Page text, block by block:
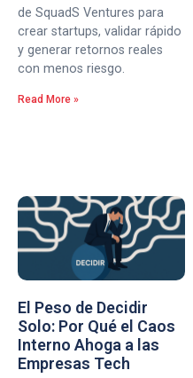
de SquadS Ventures para
crear startups, validar rápido
y generar retornos reales
con menos riesgo.
Read More »
El Peso de Decidir
Solo: Por Qué el Caos
Interno Ahoga a las
Empresas Tech